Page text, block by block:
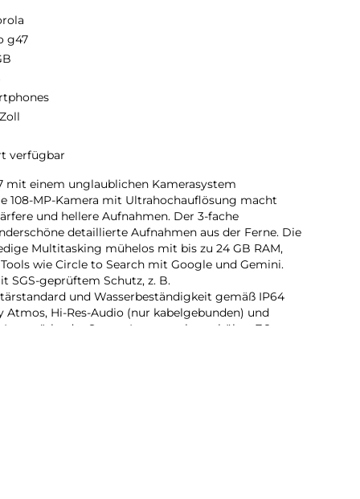
g47
verfügbar
mit einem unglaublichen Kamerasystem
108-MP-Kamera mit Ultrahochauflösung macht
und hellere Aufnahmen. Der 3-fache
detaillierte Aufnahmen aus der Ferne. Die
Multitasking mühelos mit bis zu 24 GB RAM,
wie Circle to Search mit Google und Gemini.
SGS-geprüftem Schutz, z. B.
und Wasserbeständigkeit gemäß IP64
Atmos, Hi-Res-Audio (nur kabelgebunden) und
der Stereo-Lautsprecher erhöhen.7,8